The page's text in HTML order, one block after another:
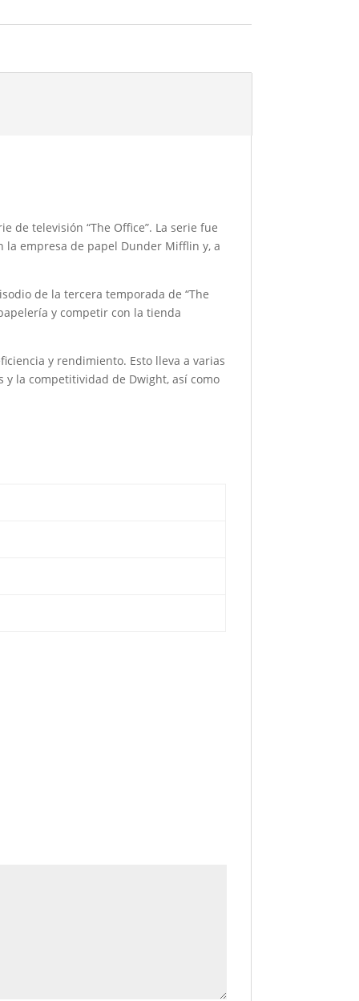
de televisión “The Office”. La serie fue
la empresa de papel Dunder Mifflin y, a
de la tercera temporada de “The
y competir con la tienda
y rendimiento. Esto lleva a varias
y la competitividad de Dwight, así como